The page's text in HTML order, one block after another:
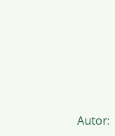
Autor